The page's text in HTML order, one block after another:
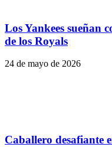
Los Yankees sueñan
de los Royals
24 de mayo de 2026
Caballero desafiante